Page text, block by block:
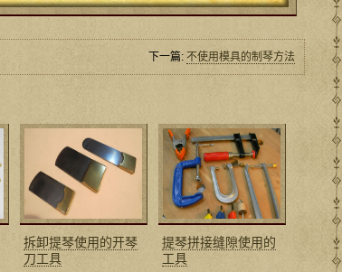
下一篇: 不使用模具的制琴方法
拆卸提琴使用的开琴
刀工具
提琴拼接缝隙使用的
工具